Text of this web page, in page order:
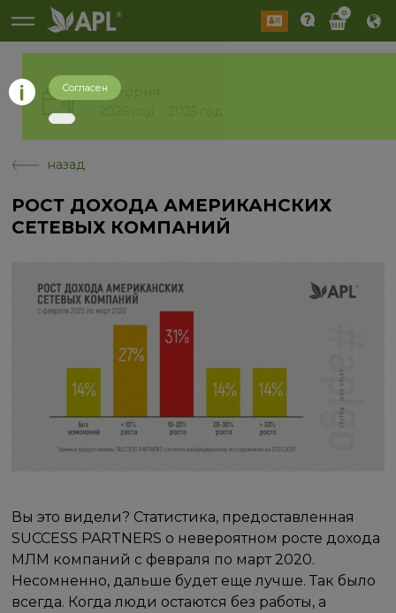
0
История
назад
РОСТ ДОХОДА АМЕРИКАНСКИХ
СЕТЕВЫХ КОМПАНИЙ
Вы это видели? Статистика, предоставленная
SUCCESS PARTNERS о невероятном росте дохода
МЛМ компаний с февраля по март 2020.
Несомненно, дальше будет еще лучше. Так было
всегда. Когда люди остаются без работы, а
Согласен